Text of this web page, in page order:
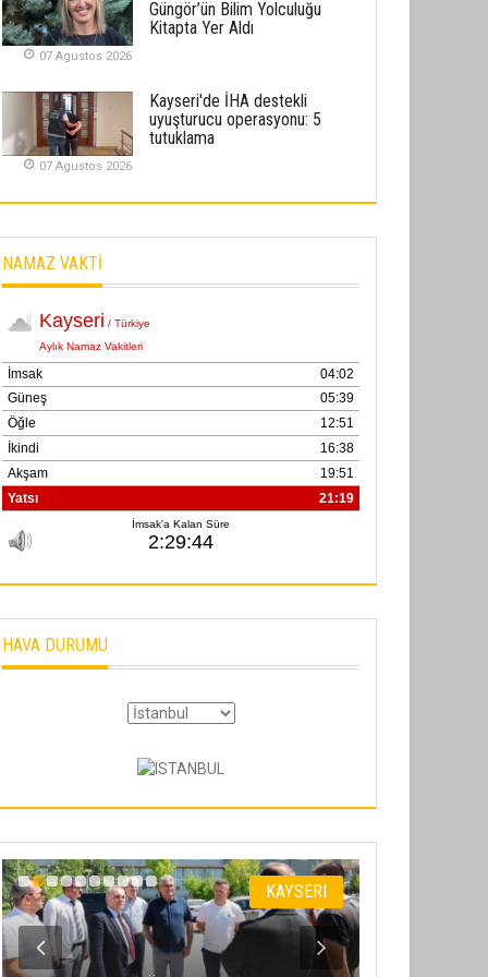
02 Ekim 2025
Kayserispor, Rizespor’la Nihayet 3
puana Ulaştı
01 Mayis 2026
Güngör’ün Bilim Yolculuğu
Kitapta Yer Aldı
07 Agustos 2026
Kayseri'de İHA destekli
uyuşturucu operasyonu: 5
tutuklama
07 Agustos 2026
NAMAZ VAKTİ
HAVA DURUMU
KAYSERI